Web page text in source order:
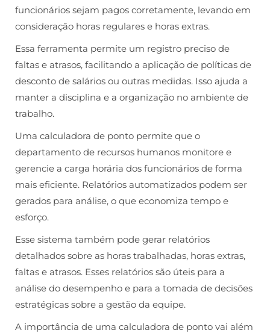
funcionários sejam pagos corretamente, levando em
consideração horas regulares e horas extras.
Essa ferramenta permite um registro preciso de
faltas e atrasos, facilitando a aplicação de políticas de
desconto de salários ou outras medidas. Isso ajuda a
manter a disciplina e a organização no ambiente de
trabalho.
Uma calculadora de ponto permite que o
departamento de recursos humanos monitore e
gerencie a carga horária dos funcionários de forma
mais eficiente. Relatórios automatizados podem ser
gerados para análise, o que economiza tempo e
esforço.
Esse sistema também pode gerar relatórios
detalhados sobre as horas trabalhadas, horas extras,
faltas e atrasos. Esses relatórios são úteis para a
análise do desempenho e para a tomada de decisões
estratégicas sobre a gestão da equipe.
A importância de uma calculadora de ponto vai além